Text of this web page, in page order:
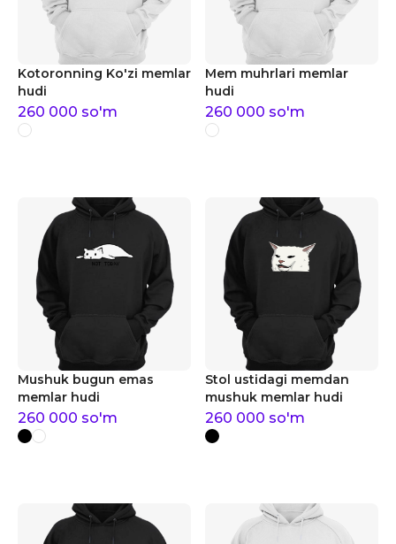
Kotoronning Ko'zi memlar
hudi
260 000 so'm
Mem muhrlari memlar
hudi
260 000 so'm
Mushuk bugun emas
memlar hudi
260 000 so'm
Stol ustidagi memdan
mushuk memlar hudi
260 000 so'm